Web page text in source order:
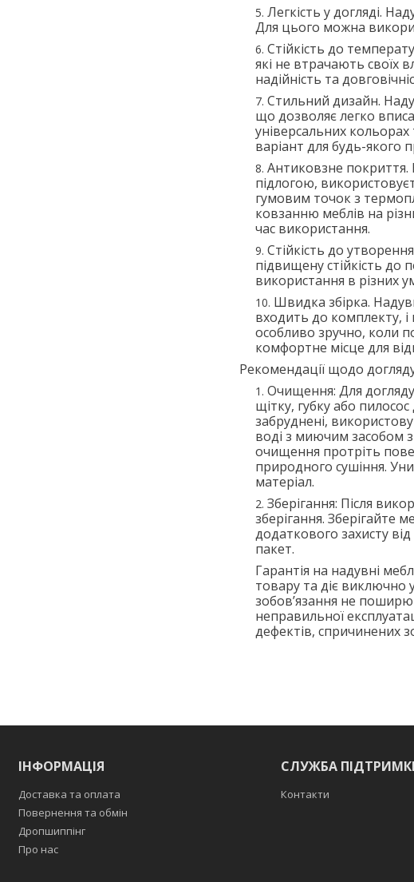
Легкість у догляді.
Для цього можна
Стійкість до
які не втрачають своїх
надійність та
Стильний дизайн.
що дозволяє легко
універсальних
варіант для будь-якого
Антиковзне покриття.
підлогою,
гумовим точок з
ковзанню меблів на
час використання.
Стійкість до
підвищену стійкість до
використання в різних
Швидка збірка.
входить до комплекту,
особливо зручно, коли
комфортне місце для
Рекомендації щодо
Очищення: Для
щітку, губку або
забруднені,
воді з миючим засобом
очищення протріть
природного сушіння.
матеріал.
Зберігання: Після
зберігання. Зберігайте
додаткового захисту
пакет.
Гарантія на надувні
товару та діє виключно
зобов’язання не
неправильної
дефектів, спричинених
ІНФОРМАЦІЯ
Доставка та оплата
Повернення та обмін
Дропшиппінг
Про нас
СЛУЖБА
Контакти